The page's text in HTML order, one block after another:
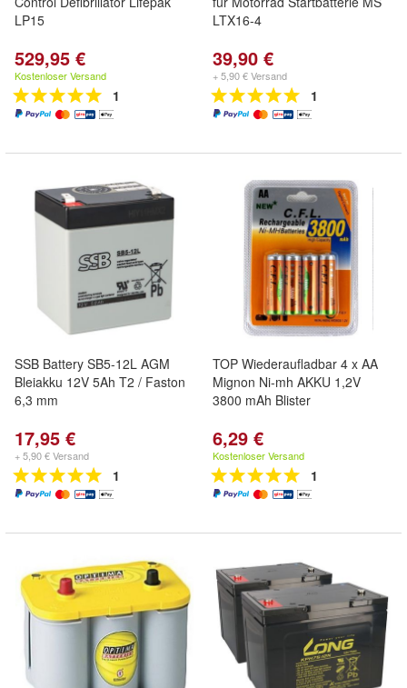
LP15
529,95 €
Kostenloser Versand
1
LTX16-4
39,90 €
+ 5,90 € Versand
1
SSB Battery SB5-12L AGM
Bleiakku 12V 5Ah T2 / Faston
6,3 mm
17,95 €
+ 5,90 € Versand
1
TOP Wiederaufladbar 4 x AA
Mignon Ni-mh AKKU 1,2V
3800 mAh Blister
6,29 €
Kostenloser Versand
1